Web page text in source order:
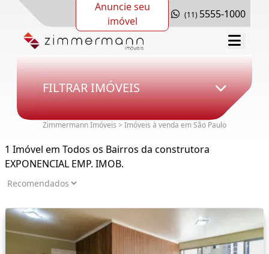
Anuncie seu
imóvel
(11) 5555-1000
FILTRAR IMÓVEIS
Zimmermann Imóveis > Imóveis à venda em São Paulo
1 Imóvel em Todos os Bairros da construtora
EXPONENCIAL EMP. IMOB.